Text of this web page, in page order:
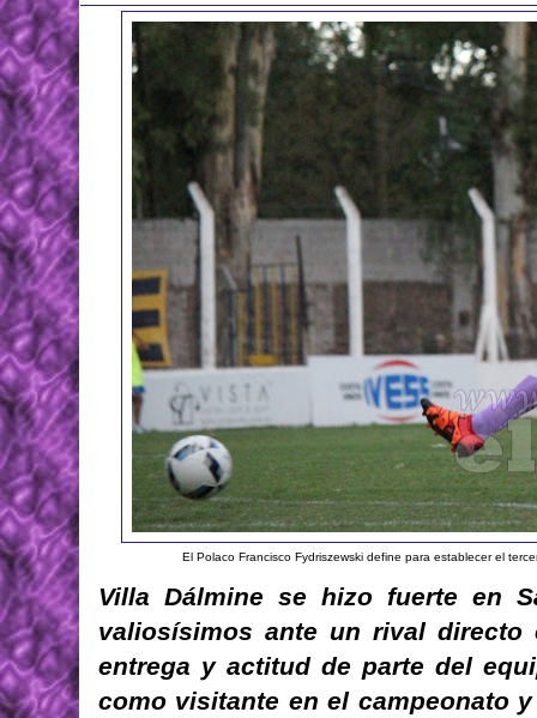
El Polaco Francisco Fydriszewski define para establecer el
Villa Dálmine se hizo fuerte en
valiosísimos ante un rival
entrega y actitud de parte del
como visitante en el campeonato